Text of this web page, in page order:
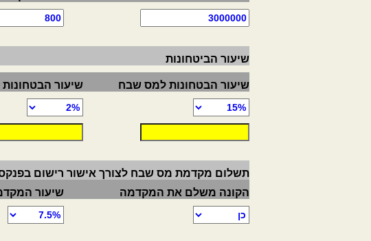
שיעור הביטחונות
שיעור הבטחונות שיעור הבטחונות למס שבח
תשלום מקדמת מס שבח לצורך אישור רישום
הקונה משלם את המקדמה
שיעור